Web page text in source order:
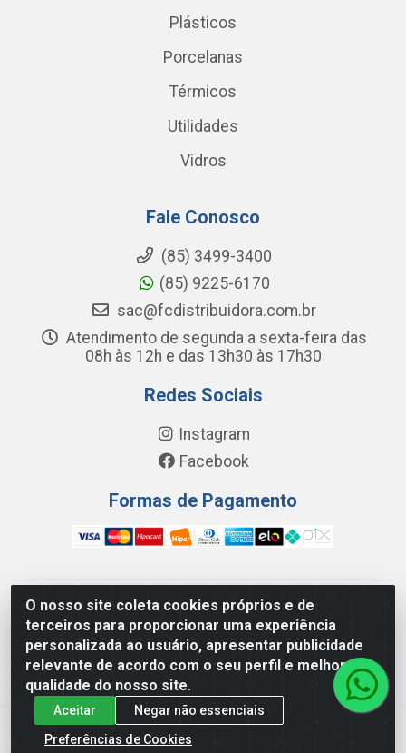
O nosso site coleta cookies próprios e de
terceiros para proporcionar uma experiência
personalizada ao usuário, apresentar publicidade
relevante de acordo com o seu perfil e melhorar a
qualidade do nosso site.
Aceitar
Negar não essenciais
Preferências de Cookies
Plásticos
Porcelanas
Térmicos
Utilidades
Vidros
Fale Conosco
(85) 3499-3400
(85) 9225-6170
sac@fcdistribuidora.com.br
Atendimento de segunda a sexta-feira das
08h às 12h e das 13h30 às 17h30
Redes Sociais
Instagram
Facebook
Formas de Pagamento
FC Distribuidora de Produtos Domésticos, Higiene e
Limpeza LTDA - Avenida Wilson Camurca, 2252, Letra H
- Distrito Industrial I, Maracanaú/CE - CEP 61.939-000 -
08.449.562/0001-29